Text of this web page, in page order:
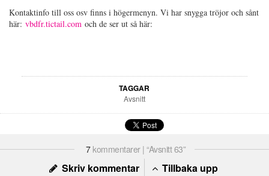
Kontaktinfo till oss osv finns i högermenyn. Vi har snygga tröjor och sånt
här: vbdfr.tictail.com och de ser ut så här:
TAGGAR
Avsnitt
7kommentarer | “Avsnitt 63”
Skriv kommentar Tillbaka upp